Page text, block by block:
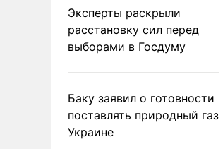
Эксперты раскрыли
расстановку сил перед
выборами в Госдуму
Баку заявил о готовности
поставлять природный газ
Украине